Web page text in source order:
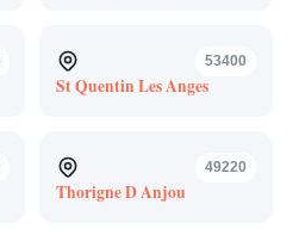
53400
St Quentin Les Anges
49220
Thorigne D Anjou